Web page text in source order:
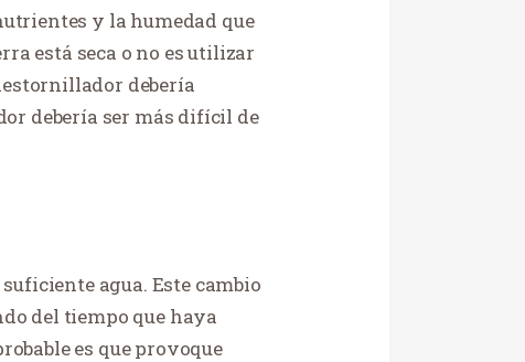
y la humedad que
está seca o no es utilizar
debería
debería ser más difícil de
agua. Este cambio
del tiempo que haya
es que provoque